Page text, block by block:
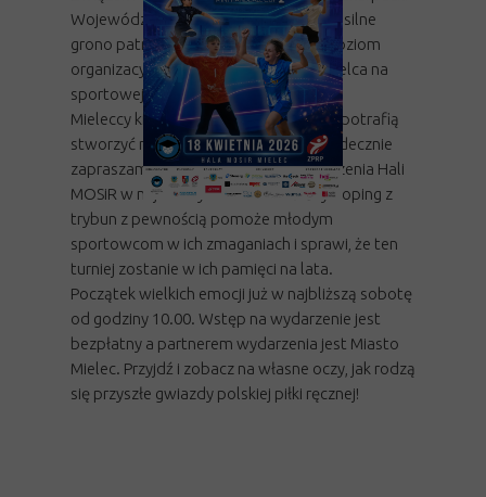
Wojewódzki Związek Piłki Ręcznej. Tak silne
grono patronów gwarantuje wysoki poziom
organizacyjny i podkreśla znaczenie Mielca na
sportowej mapie regionu.
Mieleccy kibice nie raz udowadniali, że potrafią
stworzyć niesamowitą atmosferę. Serdecznie
zapraszamy mieszkańców do odwiedzenia Hali
MOSiR w najbliższy weekend. Głośny doping z
trybun z pewnością pomoże młodym
sportowcom w ich zmaganiach i sprawi, że ten
turniej zostanie w ich pamięci na lata.
Początek wielkich emocji już w najbliższą sobotę
od godziny 10.00. Wstęp na wydarzenie jest
bezpłatny a partnerem wydarzenia jest Miasto
Mielec. Przyjdź i zobacz na własne oczy, jak rodzą
się przyszłe gwiazdy polskiej piłki ręcznej!